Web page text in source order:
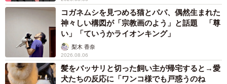
コガネムシを見つめる猫とパパ、偶然生まれた
神々しい構図が「宗教画のよう」と話題 「尊
い」「ていうかライオンキング」
梨木 香奈
2026.08.06
髪をバッサリと切った飼い主が帰宅すると→愛
犬たちの反応に「ワンコ様でも戸惑うのね